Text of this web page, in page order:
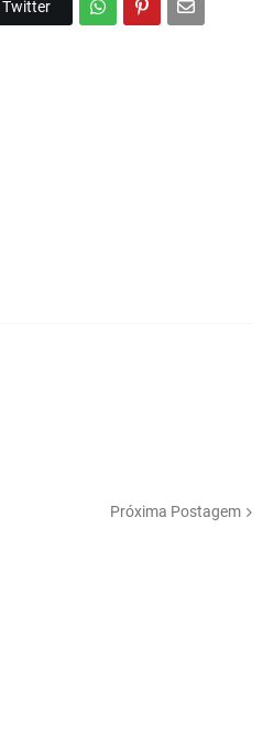
Twitter
Próxima Postagem